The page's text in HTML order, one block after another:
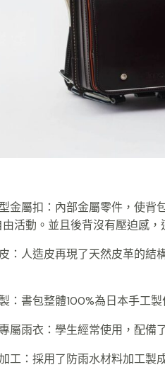
金屬扣：內部金屬零件，使背
活動。並且後背沒有壓迫感
：人造皮再現了天然皮革的結
：書包整體100%為日本手工
屬雨衣：學生經常使用，配備
工：採用了防雨水材料加工製